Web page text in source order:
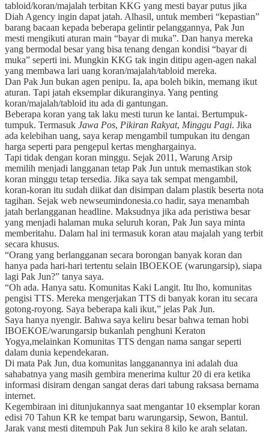
tabloid/koran/majalah terbitan KKG yang mesti bayar putus jika
Diah Agency ingin dapat jatah. Alhasil, untuk memberi “kepastian”
barang bacaan kepada beberapa gelintir pelanggannya, Pak Jun
mesti mengikuti aturan main “bayar di muka”. Dan hanya mereka
yang bermodal besar yang bisa tenang dengan kondisi “bayar di
muka” seperti ini. Mungkin KKG tak ingin ditipu agen-agen nakal
yang membawa lari uang koran/majalah/tabloid mereka.
Dan Pak Jun bukan agen penipu. Ia, apa boleh bikin, memang ikut
aturan. Tapi jatah eksemplar dikuranginya. Yang penting
koran/majalah/tabloid itu ada di gantungan.
Beberapa koran yang tak laku mesti turun ke lantai. Bertumpuk-
tumpuk. Termasuk Jawa Pos, Pikiran Rakyat, Minggu Pagi. Jika
ada kelebihan uang, saya kerap mengambil tumpukan itu dengan
harga seperti para pengepul kertas menghargainya.
Tapi tidak dengan koran minggu. Sejak 2011, Warung Arsip
memilih menjadi langganan tetap Pak Jun untuk memastikan stok
koran minggu tetap tersedia. Jika saya tak sempat mengambil,
koran-koran itu sudah diikat dan disimpan dalam plastik beserta nota
tagihan. Sejak web newseumindonesia.co hadir, saya menambah
jatah berlangganan headline. Maksudnya jika ada peristiwa besar
yang menjadi halaman muka seluruh koran, Pak Jun saya minta
memberitahu. Dalam hal ini termasuk koran atau majalah yang terbit
secara khusus.
“Orang yang berlangganan secara borongan banyak koran dan
hanya pada hari-hari tertentu selain IBOEKOE (warungarsip), siapa
lagi Pak Jun?” tanya saya.
“Oh ada. Hanya satu. Komunitas Kaki Langit. Itu lho, komunitas
pengisi TTS. Mereka mengerjakan TTS di banyak koran itu secara
gotong-royong. Saya beberapa kali ikut,” jelas Pak Jun.
Saya hanya nyengir. Bahwa saya keliru besar bahwa teman hobi
IBOEKOE/warungarsip bukanlah penghuni Keraton
Yogya,melainkan Komunitas TTS dengan nama sangar seperti
dalam dunia kependekaran.
Di mata Pak Jun, dua komunitas langganannya ini adalah dua
sahabatnya yang masih gembira menerima kultur 20 di era ketika
informasi disiram dengan sangat deras dari tabung raksasa bernama
internet.
Kegembiraan ini ditunjukannya saat mengantar 10 eksemplar koran
edisi 70 Tahun KR ke tempat baru warungarsip, Sewon, Bantul.
Jarak yang mesti ditempuh Pak Jun sekira 8 kilo ke arah selatan.